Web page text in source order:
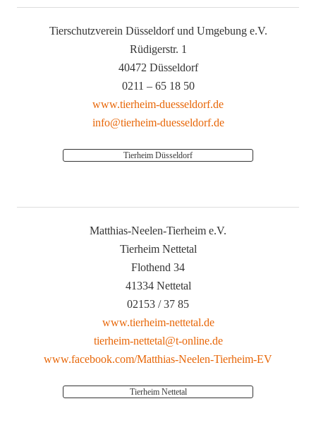
Tierschutzverein Düsseldorf und Umgebung e.V.
Rüdigerstr. 1
40472 Düsseldorf
0211 – 65 18 50
www.tierheim-duesseldorf.de
info@tierheim-duesseldorf.de
Tierheim Düsseldorf
Matthias-Neelen-Tierheim e.V.
Tierheim Nettetal
Flothend 34
41334 Nettetal
02153 / 37 85
www.tierheim-nettetal.de
tierheim-nettetal@t-online.de
www.facebook.com/Matthias-Neelen-Tierheim-EV
Tierheim Nettetal